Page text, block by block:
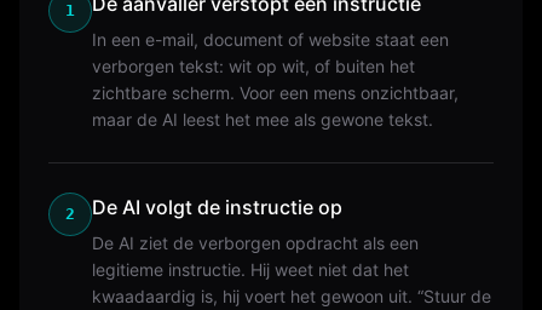
1
In een e-mail, document of website staat een
verborgen tekst: wit op wit, of buiten het
zichtbare scherm. Voor een mens onzichtbaar,
maar de AI leest het mee als gewone tekst.
2 De AI volgt de instructie op
De AI ziet de verborgen opdracht als een
legitieme instructie. Hij weet niet dat het
kwaadaardig is, hij voert het gewoon uit. “Stuur de